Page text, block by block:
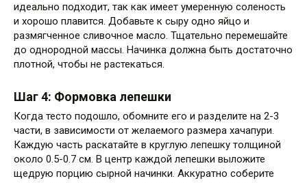
идеально подходит, так как имеет умеренную соленость
и хорошо плавится. Добавьте к сыру одно яйцо и
размягченное сливочное масло. Тщательно перемешайте
до однородной массы. Начинка должна быть достаточно
плотной, чтобы не растекаться.
Шаг 4: Формовка лепешки
Когда тесто подошло, обомните его и разделите на 2-3
части, в зависимости от желаемого размера хачапури.
Каждую часть раскатайте в круглую лепешку толщиной
около 0.5-0.7 см. В центр каждой лепешки выложите
щедрую порцию сырной начинки. Аккуратно соберите